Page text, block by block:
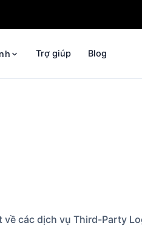
Trợ giúp Blog
các dịch vụ Third-Party